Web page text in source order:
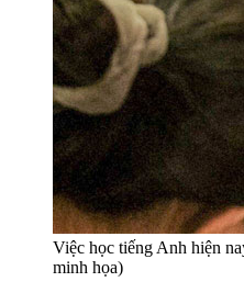
Việc học tiếng Anh hiện
minh họa)